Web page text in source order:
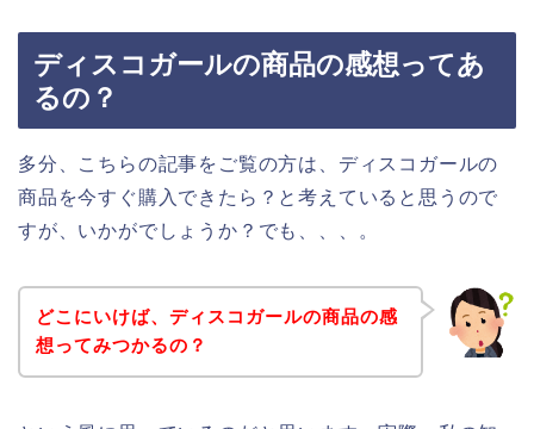
ディスコガールの商品の感想ってあ
るの？
多分、こちらの記事をご覧の方は、ディスコガールの
商品を今すぐ購入できたら？と考えていると思うので
すが、いかがでしょうか？でも、、、。
どこにいけば、ディスコガールの商品の感
想ってみつかるの？